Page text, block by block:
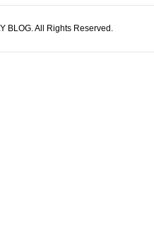
BLOG. All Rights Reserved.